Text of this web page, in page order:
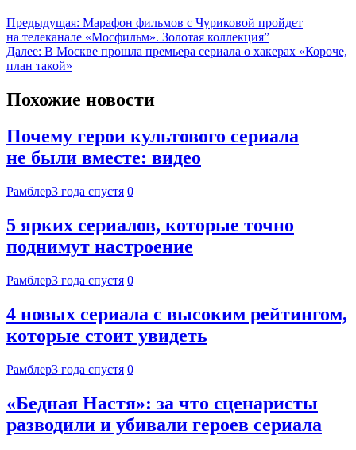
Предыдущая: Марафон фильмов с Чуриковой пройдет
на телеканале «Мосфильм». Золотая коллекция”
Далее: В Москве прошла премьера сериала о хакерах «Короче,
план такой»
Похожие новости
Почему герои культового сериала
не были вместе: видео
Рамблер3 года спустя 0
5 ярких сериалов, которые точно
поднимут настроение
Рамблер3 года спустя 0
4 новых сериала с высоким рейтингом,
которые стоит увидеть
Рамблер3 года спустя 0
«Бедная Настя»: за что сценаристы
разводили и убивали героев сериала